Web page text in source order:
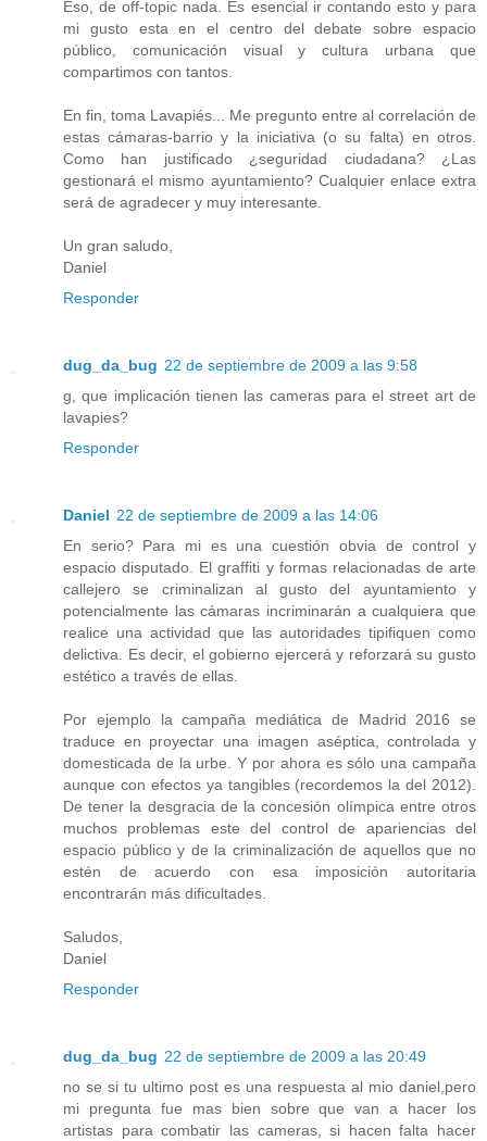
Eso, de off-topic nada. Es esencial ir contando esto y para
mi gusto esta en el centro del debate sobre espacio
público, comunicación visual y cultura urbana que
compartimos con tantos.
En fin, toma Lavapiés... Me pregunto entre al correlación de
estas cámaras-barrio y la iniciativa (o su falta) en otros.
Como han justificado ¿seguridad ciudadana? ¿Las
gestionará el mismo ayuntamiento? Cualquier enlace extra
será de agradecer y muy interesante.
Un gran saludo,
Daniel
Responder
dug_da_bug 22 de septiembre de 2009 a las 9:58
g, que implicación tienen las cameras para el street art de
lavapies?
Responder
Daniel 22 de septiembre de 2009 a las 14:06
En serio? Para mi es una cuestión obvia de control y
espacio disputado. El graffiti y formas relacionadas de arte
callejero se criminalizan al gusto del ayuntamiento y
potencialmente las cámaras incriminarán a cualquiera que
realice una actividad que las autoridades tipifiquen como
delictiva. Es decir, el gobierno ejercerá y reforzará su gusto
estético a través de ellas.
Por ejemplo la campaña mediática de Madrid 2016 se
traduce en proyectar una imagen aséptica, controlada y
domesticada de la urbe. Y por ahora es sólo una campaña
aunque con efectos ya tangibles (recordemos la del 2012).
De tener la desgracia de la concesión olímpica entre otros
muchos problemas este del control de apariencias del
espacio público y de la criminalización de aquellos que no
estén de acuerdo con esa imposición autoritaria
encontrarán más dificultades.
Saludos,
Daniel
Responder
dug_da_bug 22 de septiembre de 2009 a las 20:49
no se si tu ultimo post es una respuesta al mio daniel,pero
mi pregunta fue mas bien sobre que van a hacer los
artistas para combatir las cameras, si hacen falta hacer